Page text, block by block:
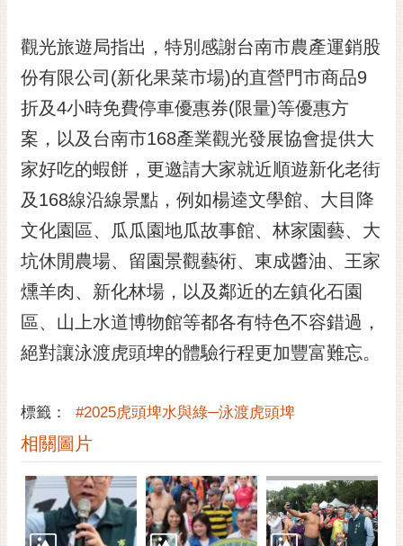
觀光旅遊局指出，特別感謝台南市農產運銷股
份有限公司(新化果菜市場)的直營門市商品9
折及4小時免費停車優惠券(限量)等優惠方
案，以及台南市168產業觀光發展協會提供大
家好吃的蝦餅，更邀請大家就近順遊新化老街
及168線沿線景點，例如楊逵文學館、大目降
文化園區、瓜瓜園地瓜故事館、林家園藝、大
坑休閒農場、留園景觀藝術、東成醬油、王家
燻羊肉、新化林場，以及鄰近的左鎮化石園
區、山上水道博物館等都各有特色不容錯過，
絕對讓泳渡虎頭埤的體驗行程更加豐富難忘。
標籤： #2025虎頭埤水與綠─泳渡虎頭埤
相關圖片